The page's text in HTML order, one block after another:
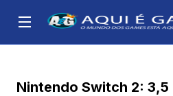
Nintendo Switch 2: